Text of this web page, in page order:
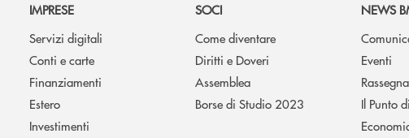
IMPRESE
Servizi digitali
Conti e carte
Finanziamenti
Estero
Investimenti
SOCI
Come diventare
Diritti e Doveri
Assemblea
Borse di Studio 2023
NEWS
Eventi
Il Punto